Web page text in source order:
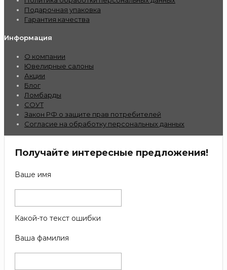
Подарочная упаковка
Гарантия качества
Информация
О компании
Ювелирные салоны
Акции
Блог
Ломбарды
СОУТ
Закон РФ о защите прав потребителей
Согласие на обработку персональных данных
Получайте интересные предложения!
Ваше имя
Какой-то текст ошибки
Ваша фамилия